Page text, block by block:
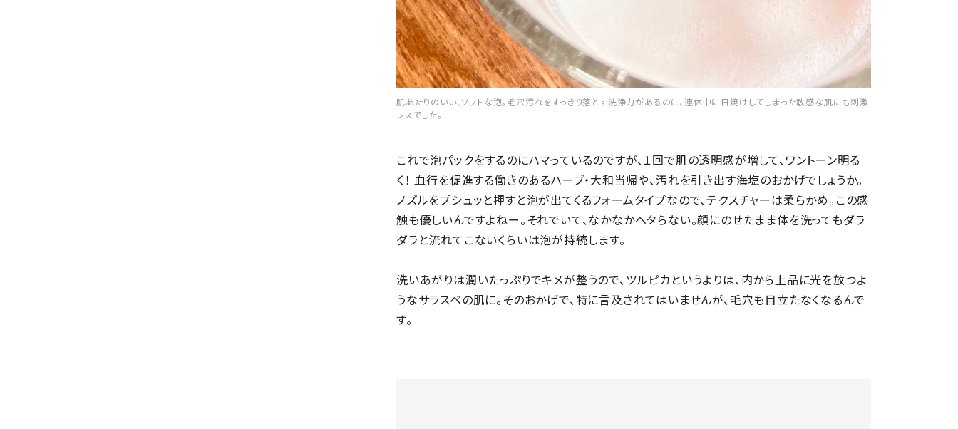
肌あたりのいい、ソフトな泡。毛穴汚れをすっきり落とす洗浄力があるのに、連休中に日焼けしてしまった敏感な肌にも刺激
レスでした。
これで泡パックをするのにハマっているのですが、１回で肌の透明感が増して、ワントーン明る
く！ 血行を促進する働きのあるハーブ・大和当帰や、汚れを引き出す海塩のおかげでしょうか。
ノズルをプシュッと押すと泡が出てくるフォームタイプなので、テクスチャーは柔らかめ。この感
触も優しいんですよねー。それでいて、なかなかヘタらない。顔にのせたまま体を洗ってもダラ
ダラと流れてこないくらいは泡が持続します。
洗いあがりは潤いたっぷりでキメが整うので、ツルピカというよりは、内から上品に光を放つよ
うなサラスベの肌に。そのおかげで、特に言及されてはいませんが、毛穴も目立たなくなるんで
す。